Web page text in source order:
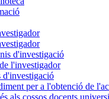
d'investigació
l'investigador
d'investigació
per a l'obtenció de
als cossos docents